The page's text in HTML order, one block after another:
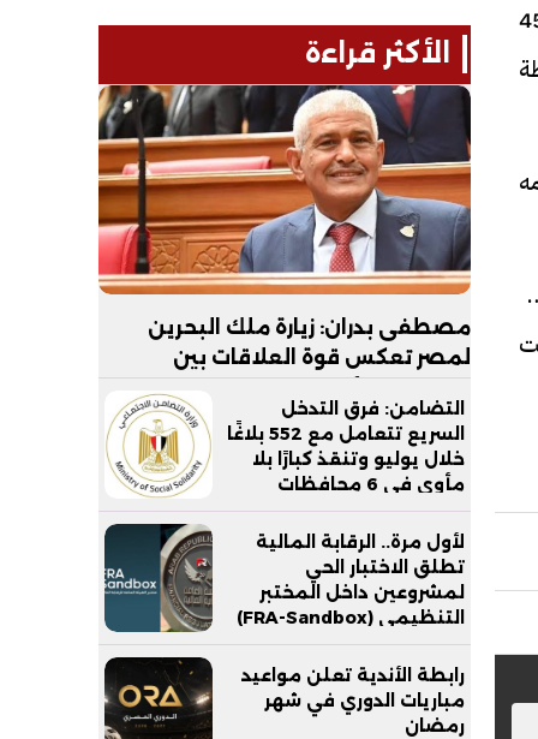
تصادم بين سيارة ربع نقل قيادة المدعو "أيمن. ا. ك" (45
الأكثر قراءة
مصطفى بدران: زيارة ملك البحرين
لمصر تعكس قوة العلاقات بين
البلدين.. والأمن القومي الخليجي جزء
لا يتجزأ من الأمن القومي المصري
التضامن: فرق التدخل
السريع تتعامل مع 552 بلاغًا
خلال يوليو وتنقذ كبارًا بلا
مأوى في 6 محافظات
لأول مرة.. الرقابة المالية
تطلق الاختبار الحي
لمشروعين داخل المختبر
التنظيمي (FRA-Sandbox)
رابطة الأندية تعلن مواعيد
مباريات الدوري في شهر
رمضان